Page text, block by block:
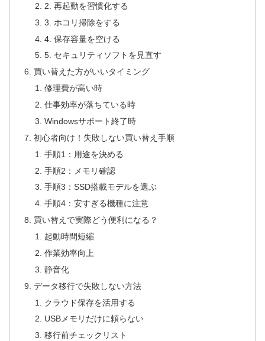
2. 再起動を習慣化する
3. ホコリ掃除をする
4. 保存容量を空ける
5. セキュリティソフトを見直す
買い替えた方がいいタイミング
修理費が高い時
仕事効率が落ちている時
Windowsサポート終了時
初心者向け！失敗しない買い替え手順
手順1：用途を決める
手順2：メモリ確認
手順3：SSD搭載モデルを選ぶ
手順4：安すぎる機種に注意
買い替えで実際どう便利になる？
起動時間短縮
作業効率向上
静音化
データ移行で失敗しない方法
クラウド保存を活用する
USBメモリだけに頼らない
移行前チェックリスト